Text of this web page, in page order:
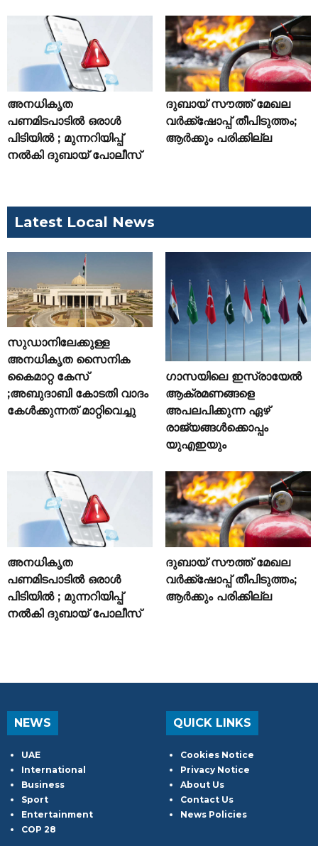
അനധികൃത
പണമിടപാടിൽ ഒരാൾ
പിടിയിൽ ; മുന്നറിയിപ്പ്
നൽകി ദുബായ് പോലീസ്
ദുബായ് സൗത്ത് മേഖല
വർക്ക്‌ഷോപ്പ് തീപിടുത്തം;
ആർക്കും പരിക്കില്ല
Latest Local News
സുഡാനിലേക്കുള്ള
അനധികൃത സൈനിക
കൈമാറ്റ കേസ്
;അബുദാബി കോടതി വാദം
കേൾക്കുന്നത് മാറ്റിവെച്ചു
ഗാസയിലെ ഇസ്രായേൽ
ആക്രമണങ്ങളെ
അപലപിക്കുന്ന ഏഴ്
രാജ്യങ്ങൾക്കൊപ്പം
യുഎഇയും
അനധികൃത
പണമിടപാടിൽ ഒരാൾ
പിടിയിൽ ; മുന്നറിയിപ്പ്
നൽകി ദുബായ് പോലീസ്
ദുബായ് സൗത്ത് മേഖല
വർക്ക്‌ഷോപ്പ് തീപിടുത്തം;
ആർക്കും പരിക്കില്ല
NEWS
UAE
International
Business
Sport
Entertainment
COP 28
QUICK LINKS
Cookies Notice
Privacy Notice
About Us
Contact Us
News Policies